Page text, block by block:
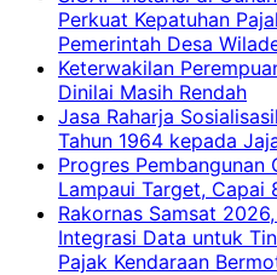
Perkuat Kepatuhan
Pemerintah Desa
Keterwakilan
Dinilai Masih Rendah
Jasa Raharja
Tahun 1964 kepada
Progres Pembangunan
Lampaui Target, Capai
Rakornas Samsat
Integrasi Data untuk
Pajak Kendaraan